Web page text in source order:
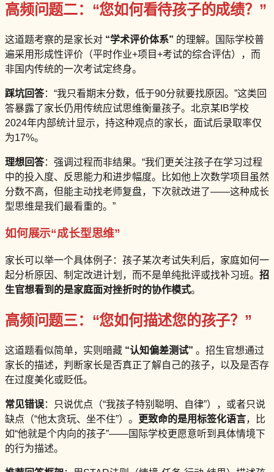
高频问题二：“您如何看待孩子的成绩？”
这道题考察的是家长对 “学术评价体系” 的理解。国际学校普
遍采用形成性评价（平时作业+项目+考试的综合评估），而
非国内传统的一次考试定终身。
踩坑回答：“我只看期末分数，低于90分就要找原因。”这类回
答暴露了家长仍用传统应试思维衡量孩子。北京某IB学校
2024年内部统计显示，持这种观点的家长，面试后录取率仅
为17%。
理想回答：强调过程而非结果。“我们更关注孩子在学习过程
中的投入度、反思能力和进步幅度。比如他上次数学项目虽然
分数不高，但能主动找老师复盘，下次就改进了——这种成长
型思维是我们最看重的。”
如何展示“成长型思维”
家长可以举一个具体例子：孩子某次考试失利后，家庭如何一
起分析原因、制定改进计划，而不是单纯批评或找补习班。 招
生官想看到的是家庭面对挫折时的协作模式。
高频问题三：“您如何描述您的孩子？”
这道题看似简单，实则暗藏 “认知偏差测试” 。招生官想通过
家长的描述，判断家长是否真正了解自己的孩子，以及是否存
在过度美化或贬低。
常见错误：只说优点（“我孩子特别聪明、自律”），或者只说
缺点（“他太贪玩、坐不住”）。
更致命的是用标签化语言，比
如“他就是个内向的孩子”——国际学校更愿意听到具体情境下
的行为描述。